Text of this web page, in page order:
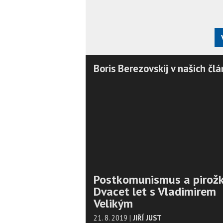
Boris Berezovskij v našich
Postkomunismus a
Dvacet let s Vladimirem
Velikým
21. 8. 2019 | JIŘÍ JUST